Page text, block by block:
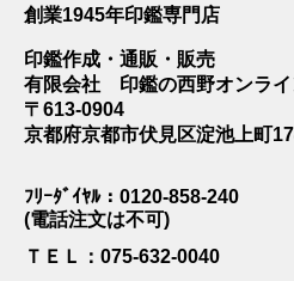
創業1945年印鑑専門店
印鑑作成・通販・販売
有限会社 印鑑の西野オンライ
〒613-0904
京都府京都市伏見区淀池上町
ﾌﾘｰﾀﾞｲﾔﾙ：0120-858-240
(電話注文は不可)
ＴＥＬ：075-632-0040